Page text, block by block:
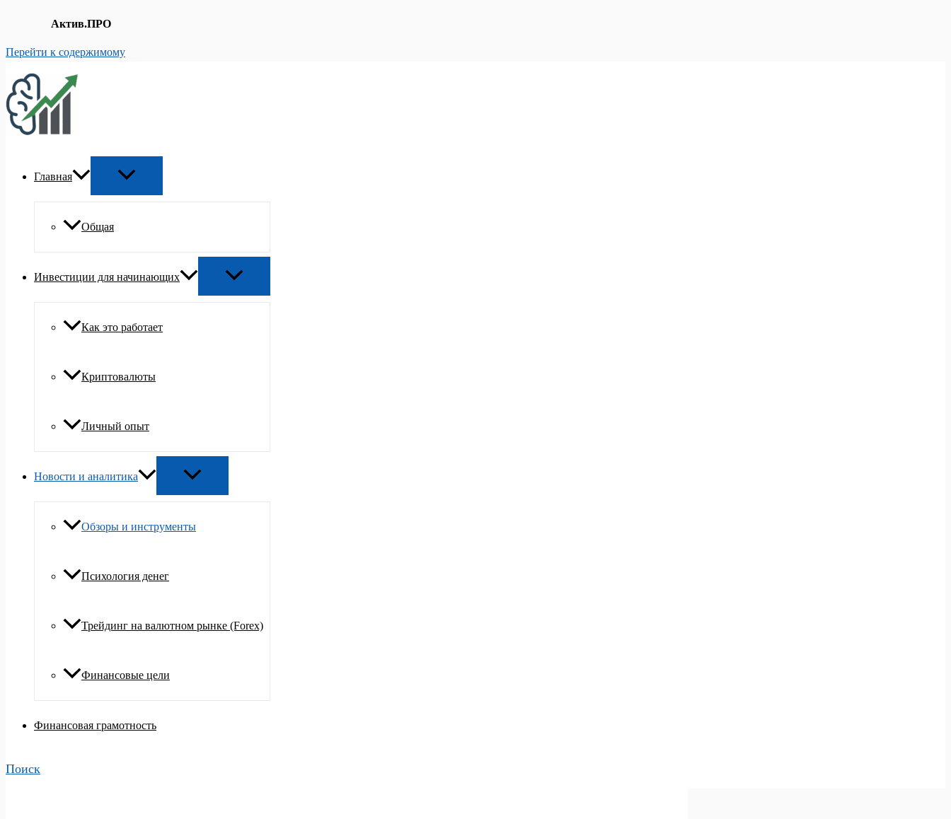
Актив.ПРО
Перейти к содержимому
Главная
Общая
Инвестиции для начинающих
Как это работает
Криптовалюты
Личный опыт
Новости и аналитика
Обзоры и инструменты
Психология денег
Трейдинг на валютном рынке (Forex)
Финансовые цели
Финансовая грамотность
Поиск